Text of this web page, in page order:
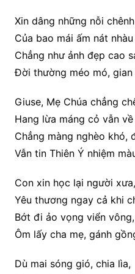
Xin dâng những nỗi
Của bao mái ấm nát
Chẳng như ảnh đẹp cao
Đời thường méo mó, gian
Giuse, Mẹ Chúa chẳng
Hang lừa máng cỏ vẫn về
Chẳng màng nghèo khó,
Vẫn tin Thiên Ý nhiệm
Con xin học lại người xưa,
Yêu thương ngay cả khi
Bớt đi ảo vọng viển vông,
Ôm lấy cha mẹ, gánh
Dù mai sóng gió, chia lìa,